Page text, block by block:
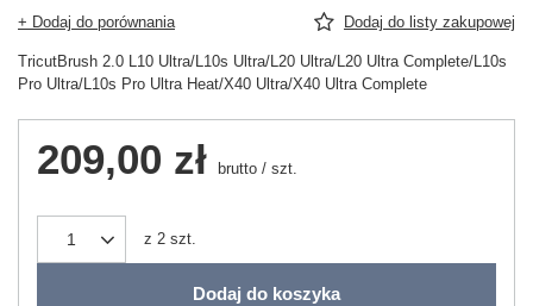
+ Dodaj do porównania Dodaj do listy zakupowej
TricutBrush 2.0 L10 Ultra/L10s Ultra/L20 Ultra/L20 Ultra Complete/L10s
Pro Ultra/L10s Pro Ultra Heat/X40 Ultra/X40 Ultra Complete
209,00 zł brutto / szt.
z 2 szt.
Dodaj do koszyka